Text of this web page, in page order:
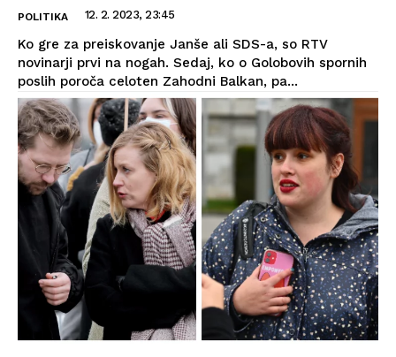
POLITIKA 12. 2. 2023, 23:45
Ko gre za preiskovanje Janše ali SDS-a, so RTV
novinarji prvi na nogah. Sedaj, ko o Golobovih spornih
poslih poroča celoten Zahodni Balkan, pa...